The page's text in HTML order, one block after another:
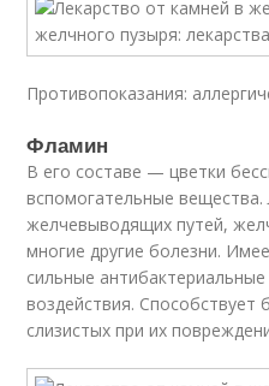
Противопоказания:
Фламин
В его составе — цветки
вспомогательные вещества.
желчевыводящих путей,
многие другие болезни.
сильные
воздействия.
слизистых при их